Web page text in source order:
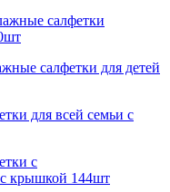
салфетки
салфетки для детей
для всей семьи с
с
крышкой 144шт